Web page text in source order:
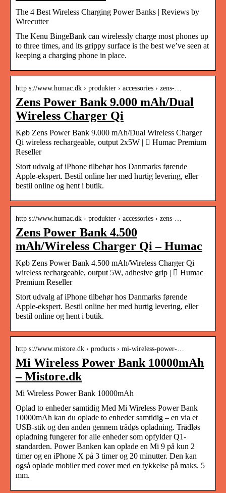
The 4 Best Wireless Charging Power Banks | Reviews by
Wirecutter
The Kenu BingeBank can wirelessly charge most phones up
to three times, and its grippy surface is the best we’ve seen at
keeping a charging phone in place.
http s://www.humac.dk › produkter › accessories › zens-…
Zens Power Bank 9.000 mAh/Dual
Wireless Charger Qi
Køb Zens Power Bank 9.000 mAh/Dual Wireless Charger
Qi wireless rechargeable, output 2x5W |  Humac Premium
Reseller
Stort udvalg af iPhone tilbehør hos Danmarks førende
Apple-ekspert. Bestil online her med hurtig levering, eller
bestil online og hent i butik.
http s://www.humac.dk › produkter › accessories › zens-…
Zens Power Bank 4.500
mAh/Wireless Charger Qi – Humac
Køb Zens Power Bank 4.500 mAh/Wireless Charger Qi
wireless rechargeable, output 5W, adhesive grip |  Humac
Premium Reseller
Stort udvalg af iPhone tilbehør hos Danmarks førende
Apple-ekspert. Bestil online her med hurtig levering, eller
bestil online og hent i butik.
http s://www.mistore.dk › products › mi-wireless-power-…
Mi Wireless Power Bank 10000mAh
– Mistore.dk
Mi Wireless Power Bank 10000mAh
Oplad to enheder samtidig Med Mi Wireless Power Bank
10000mAh kan du oplade to enheder samtidig – en via et
USB-stik og den anden gennem trådøs opladning. Trådløs
opladning fungerer for alle enheder som opfylder Q1-
standarden. Power Banken kan oplade en Mi 9 på kun 2
timer og en iPhone X på 3 timer og 20 minutter. Den kan
også oplade mobiler med cover med en tykkelse på maks. 5
mm.